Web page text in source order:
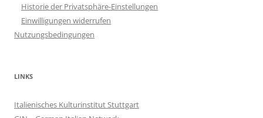
Historie der Privatsphäre-Einstellungen
Einwilligungen widerrufen
Nutzungsbedingungen
LINKS
Italienisches Kulturinstitut Stuttgart